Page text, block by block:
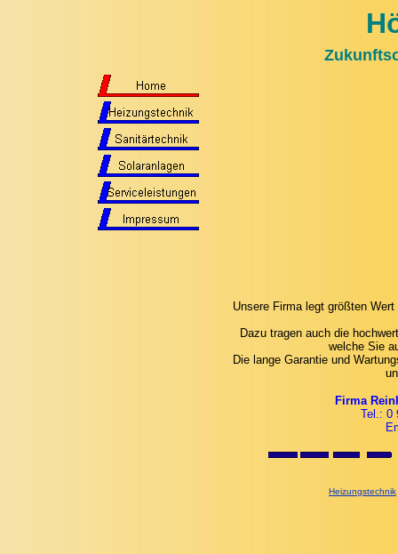
Unsere Firma legt größten
Dazu tragen auch die
welche Sie
Die lange Garantie und
Firma
Tel.: 0
Heizungstechnik